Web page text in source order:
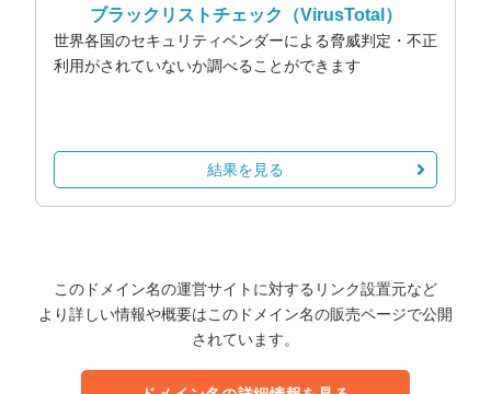
ブラックリストチェック （VirusTotal）
世界各国のセキュリティベンダーによる脅威判定・不正
利用がされていないか調べることができます
結果を見る
このドメイン名の運営サイトに対するリンク設置元など
より詳しい情報や概要はこのドメイン名の販売ページで公開
されています。